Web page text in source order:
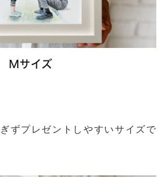
Mサイズ
ずプレゼントしやすいサイズで